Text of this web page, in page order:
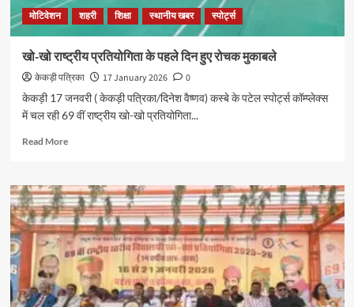
मोटिवेशन शहरी शिक्षा स्थानीय खबर स्पोर्ट्स
खो-खो राष्ट्रीय प्रतियोगिता के पहले दिन हुए रोचक मुकाबले
केकड़ी पत्रिका 17 January 2026
0
केकड़ी 17 जनवरी ( केकड़ी पत्रिका/दिनेश वैष्णव) कस्बे के पटेल स्पोर्ट्स कॉम्प्लेक्स
में चल रही 69 वीं राष्ट्रीय खो-खो प्रतियोगिता...
Read More